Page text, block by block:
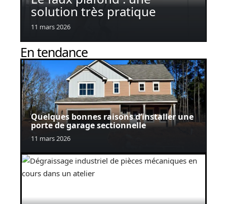
solution très pratique
11 mars 2026
En tendance
Quelques bonnes raisons d’installer une
porte de garage sectionnelle
11 mars 2026